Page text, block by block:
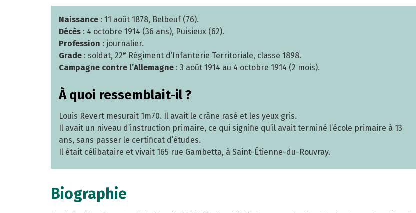
Naissance : 11 août 1878, Belbeuf (76).
Décès : 4 octobre 1914 (36 ans), Puisieux (62).
Profession : journalier.
Grade : soldat, 22e Régiment d’Infanterie Territoriale, classe 1898.
Campagne contre l’Allemagne : 3 août 1914 au 4 octobre 1914 (2 mois).
À quoi ressemblait-il ?
Louis Revert mesurait 1m70. Il avait le crâne rasé et les yeux gris.
Il avait un niveau d’instruction primaire, ce qui signifie qu’il avait terminé l’école primaire à 13
ans, sans passer le certificat d’études.
Il était célibataire et vivait 165 rue Gambetta, à Saint-Étienne-du-Rouvray.
Biographie